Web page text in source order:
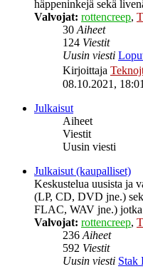
häppeninkejä sekä
Valvojat: rottencreep,
30Aiheet
124 Viestit
Uusin viesti
Kirjoittaja
08.10.2021,
Julkaisut
Aiheet
Viestit
Uusin viesti
Julkaisut (kaupalliset)
Keskustelua uusista ja
(LP, CD, DVD jne.)
FLAC, WAV jne.) jotka
Valvojat: rottencreep,
236Aiheet
592 Viestit
Uusin viesti Stak